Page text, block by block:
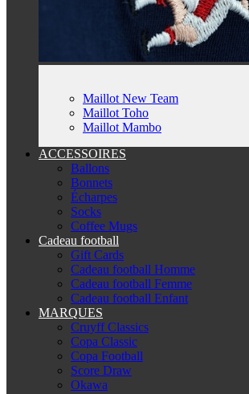
Maillot New Team
Maillot Toho
Maillot Mambo
ACCESSOIRES
Ballons
Bonnets
Écharpes
Socks
Coffee Mugs
Cadeau football
Gift Cards
Cadeau football Homme
Cadeau football Femme
Cadeau football Enfant
MARQUES
Cruyff Classics
Copa Classic
Copa Football
Score Draw
Okawa